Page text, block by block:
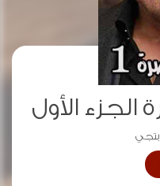
الجزء الأول